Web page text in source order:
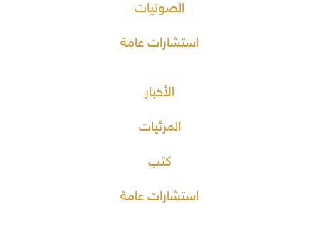
الصوتيات
استشارات عامة
الأخبار
المرئيات
كتب
استشارات عامة